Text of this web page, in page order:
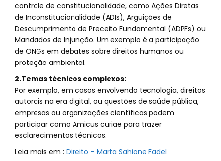
controle de constitucionalidade, como Ações Diretas
de Inconstitucionalidade (ADIs), Arguições de
Descumprimento de Preceito Fundamental (ADPFs) ou
Mandados de Injunção. Um exemplo é a participação
de ONGs em debates sobre direitos humanos ou
proteção ambiental.
2.Temas técnicos complexos:
Por exemplo, em casos envolvendo tecnologia, direitos
autorais na era digital, ou questões de saúde pública,
empresas ou organizações científicas podem
participar como Amicus curiae para trazer
esclarecimentos técnicos.
Leia mais em : Direito – Marta Sahione Fadel